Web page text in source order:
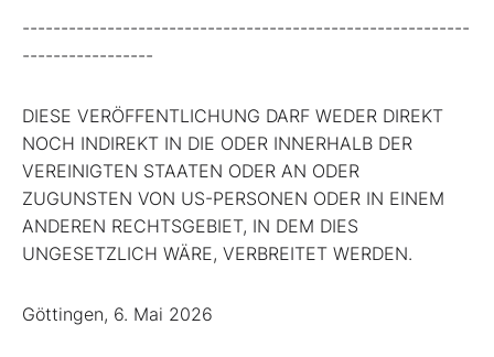
----------------------------------------------------------
-----------------
DIESE VERÖFFENTLICHUNG DARF WEDER DIREKT
NOCH INDIREKT IN DIE ODER INNERHALB DER
VEREINIGTEN STAATEN ODER AN ODER
ZUGUNSTEN VON US-PERSONEN ODER IN EINEM
ANDEREN RECHTSGEBIET, IN DEM DIES
UNGESETZLICH WÄRE, VERBREITET WERDEN.
Göttingen, 6. Mai 2026